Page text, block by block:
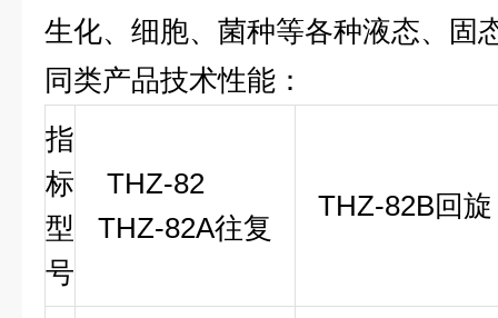
生化、细胞、菌种等各种液态、固
同类产品技术性能：
指
标
型
号
THZ-82
THZ-82A往复
THZ-82B回旋